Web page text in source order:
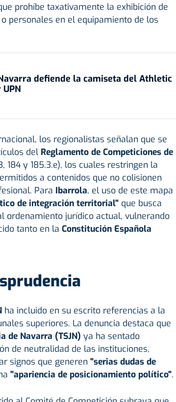
prohíbe taxativamente la exhibición de
personales en el equipamiento de los
defiende la camiseta del Athletic
los regionalistas señalan que se
del Reglamento de Competiciones de
184 y 185.3.e), los cuales restringen la
a contenidos que no colisionen
Para Ibarrola, el uso de este mapa
de integración territorial"que busca
ordenamiento jurídico actual, vulnerando
tanto en la Constitución Española
ha incluido en su escrito referencias a la
superiores. La denuncia destaca que
de Navarra (TSJN) ya ha sentado
de neutralidad de las instituciones,
signos que generen "serias dudas de
"apariencia de posicionamiento político".